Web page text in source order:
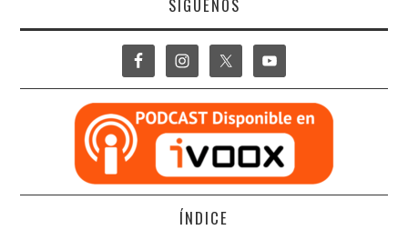
SÍGUENOS
ÍNDICE